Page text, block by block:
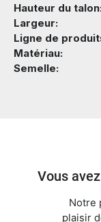
Hauteur du talon:
Largeur:
Ligne de
Matériau:
Semelle:
Vous
Notre
plaisir